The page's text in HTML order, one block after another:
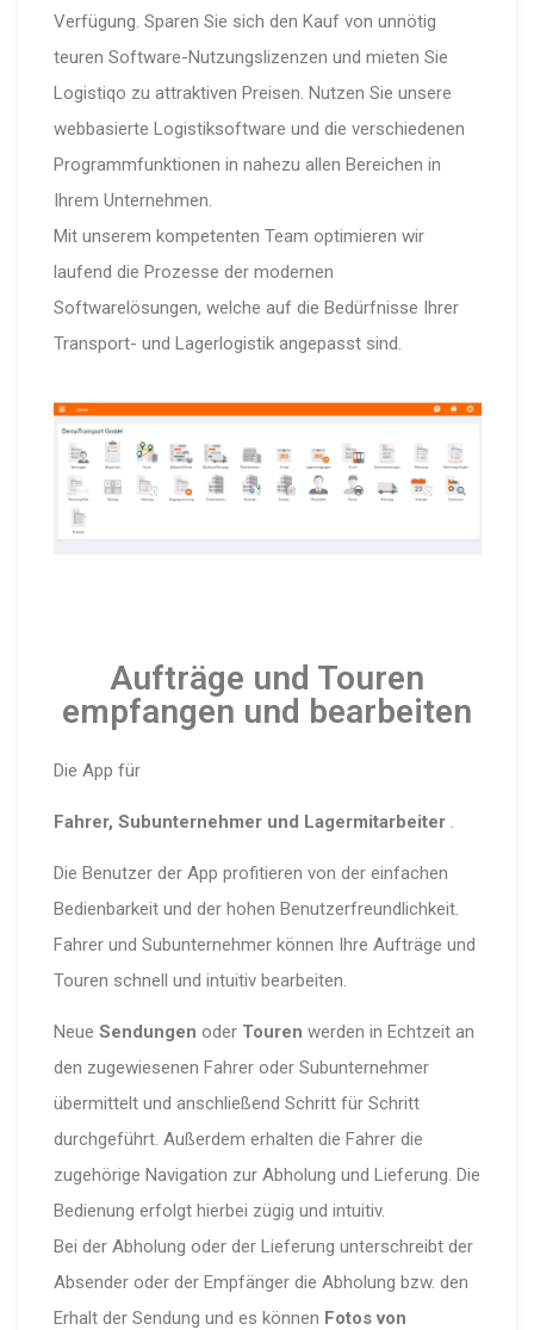
Verfügung. Sparen Sie sich den Kauf von unnötig
teuren Software-Nutzungslizenzen und mieten Sie
Logistiqo zu attraktiven Preisen. Nutzen Sie unsere
webbasierte Logistiksoftware und die verschiedenen
Programmfunktionen in nahezu allen Bereichen in
Ihrem Unternehmen.
Mit unserem kompetenten Team optimieren wir
laufend die Prozesse der modernen
Softwarelösungen, welche auf die Bedürfnisse Ihrer
Transport- und Lagerlogistik angepasst sind.
Aufträge und Touren
empfangen und bearbeiten
Die App für
Fahrer, Subunternehmer und Lagermitarbeiter.
Die Benutzer der App profitieren von der einfachen
Bedienbarkeit und der hohen Benutzerfreundlichkeit.
Fahrer und Subunternehmer können Ihre Aufträge und
Touren schnell und intuitiv bearbeiten.
Neue Sendungen oder Touren werden in Echtzeit an
den zugewiesenen Fahrer oder Subunternehmer
übermittelt und anschließend Schritt für Schritt
durchgeführt. Außerdem erhalten die Fahrer die
zugehörige Navigation zur Abholung und Lieferung. Die
Bedienung erfolgt hierbei zügig und intuitiv.
Bei der Abholung oder der Lieferung unterschreibt der
Absender oder der Empfänger die Abholung bzw. den
Erhalt der Sendung und es können Fotos von